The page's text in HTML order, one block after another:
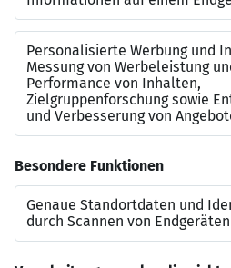
Team zur Abwicklung
digitalen Baustellen;
Respekt aus Tradition –
familiärem Wertebild
vertraulicher
Dann freuen wir uns auf Ihre
Sekunden und ohne